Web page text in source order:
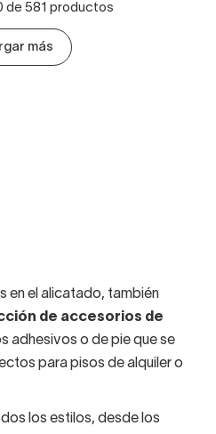
de 581 productos
más
en el alicatado, también
de accesorios de
adhesivos o de pie que se
para pisos de alquiler o
los estilos, desde los